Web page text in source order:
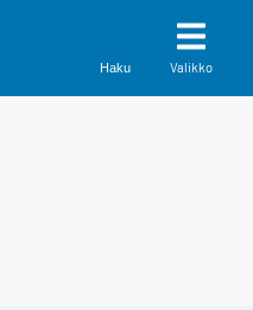
Haku Valikko